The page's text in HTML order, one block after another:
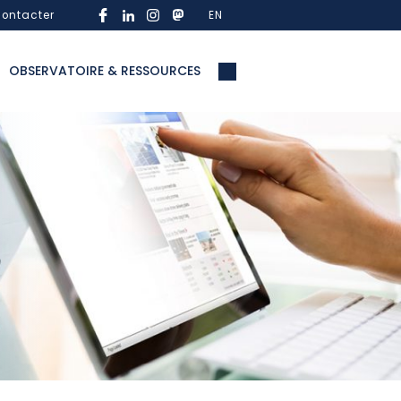
EN
OBSERVATOIRE & RESSOURCES